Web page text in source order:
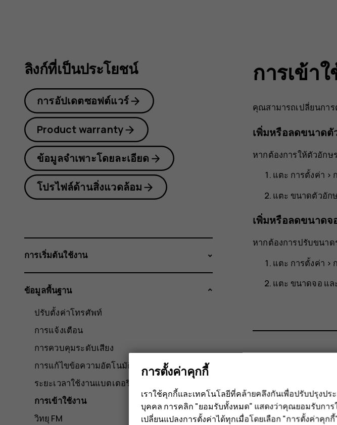
การเข้า
คุณสามารถเปลี่ยนการ
เพิ่มหรือลดขนาดตั
หากต้องการให้ตัวอัก
แตะ การตั้งค่า >
แตะ ขนาดตัวอัก
เพิ่มหรือลดขนาดจ
หากต้องการปรับขนา
แตะ การตั้งค่า >
แตะ ขนาดจอ แล
ใช่ ไม่
ลิงก์ที่เป็นประโยชน์
การอัปเดตซอฟต์แวร์
Product warranty
ข้อมูลจำเพาะโดยละเอียด
โปรไฟล์ด้านสิ่งแวดล้อม
การเริ่มต้นใช้งาน
ข้อมูลพื้นฐาน
ปรับตั้งค่าโทรศัพท์
การแจ้งเตือน
การควบคุมระดับเสียง
การแก้ไขข้อความอัตโนมัติ
ระยะเวลาใช้งานแบตเตอรี่
การเข้าใช้งาน
วิทยุ FM
การตั้งค่าคุกกี้
เราใช้คุกกี้และเทคโนโลยีที่คล้ายคลึงกันเพื่อปรับปรุง
บุคคล การคลิก "ยอมรับทั้งหมด" แสดงว่าคุณยอมรับกา
เปลี่ยนแปลงการตั้งค่าได้ทุกเมื่อโดยเลือก "การตั้งค่าคุก